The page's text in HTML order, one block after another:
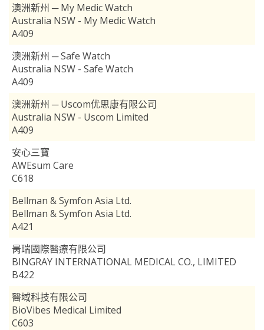
澳洲新州 ─ My Medic Watch
Australia NSW - My Medic Watch
A409
澳洲新州 ─ Safe Watch
Australia NSW - Safe Watch
A409
澳洲新州 ─ Uscom优思康有限公司
Australia NSW - Uscom Limited
A409
安心三寶
AWEsum Care
C618
Bellman & Symfon Asia Ltd.
Bellman & Symfon Asia Ltd.
A421
昺瑞國際醫療有限公司
BINGRAY INTERNATIONAL MEDICAL CO., LIMITED
B422
醫域科技有限公司
BioVibes Medical Limited
C603